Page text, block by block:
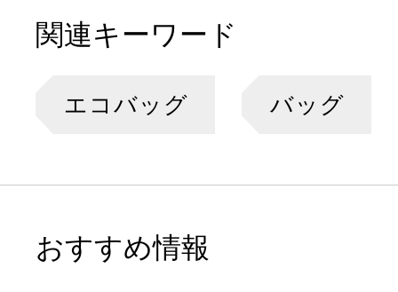
関連キーワード
エコバッグ バッグ
おすすめ情報